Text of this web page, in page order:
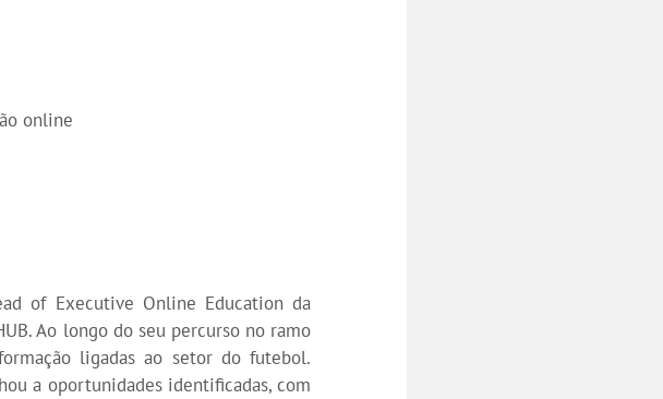
online
of Executive Online Education da
Ao longo do seu percurso no ramo
ligadas ao setor do futebol.
a oportunidades identificadas, com